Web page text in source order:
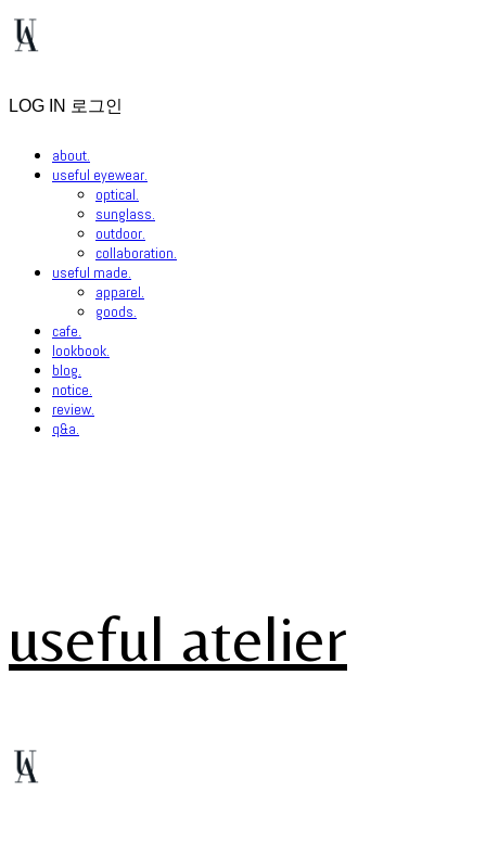
LOG IN 로그인
about.
useful eyewear.
optical.
sunglass.
outdoor.
collaboration.
useful made.
apparel.
goods.
cafe.
lookbook.
blog.
notice.
review.
q&a.
useful atelier